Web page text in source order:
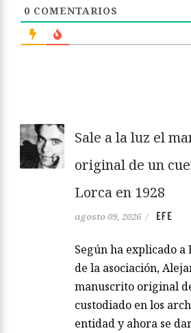
0 COMENTARIOS
Sale a la luz el
original de un
Lorca en 1928
agosto 09, 2026 / EFE
Según ha explicado
de la asociación,
manuscrito original
custodiado en los
entidad y ahora se